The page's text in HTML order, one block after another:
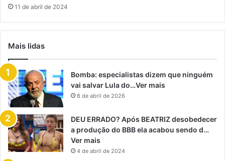
11 de abril de 2024
Mais lidas
Bomba: especialistas dizem que ninguém
vai salvar Lula do…Ver mais
8 de abril de 2026
DEU ERRADO? Após BEATRIZ desobedecer
a produção do BBB ela acabou sendo d…
Ver mais
4 de abril de 2024